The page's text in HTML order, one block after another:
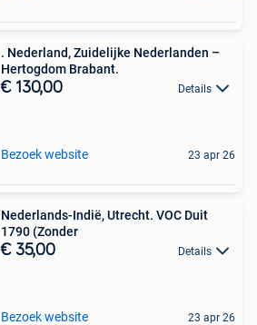
. Nederland, Zuidelijke Nederlanden –
Hertogdom Brabant.
€ 130,00 Details
Bezoek website 23 apr 26
Nederlands-Indië, Utrecht. VOC Duit
1790 (Zonder
€ 35,00 Details
Bezoek website 23 apr 26